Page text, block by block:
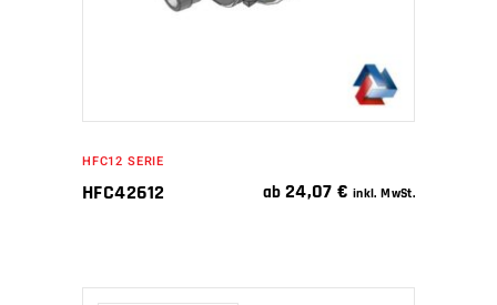
HFC12 SERIE
HFC42612 ab 24,07€ inkl. MwSt.